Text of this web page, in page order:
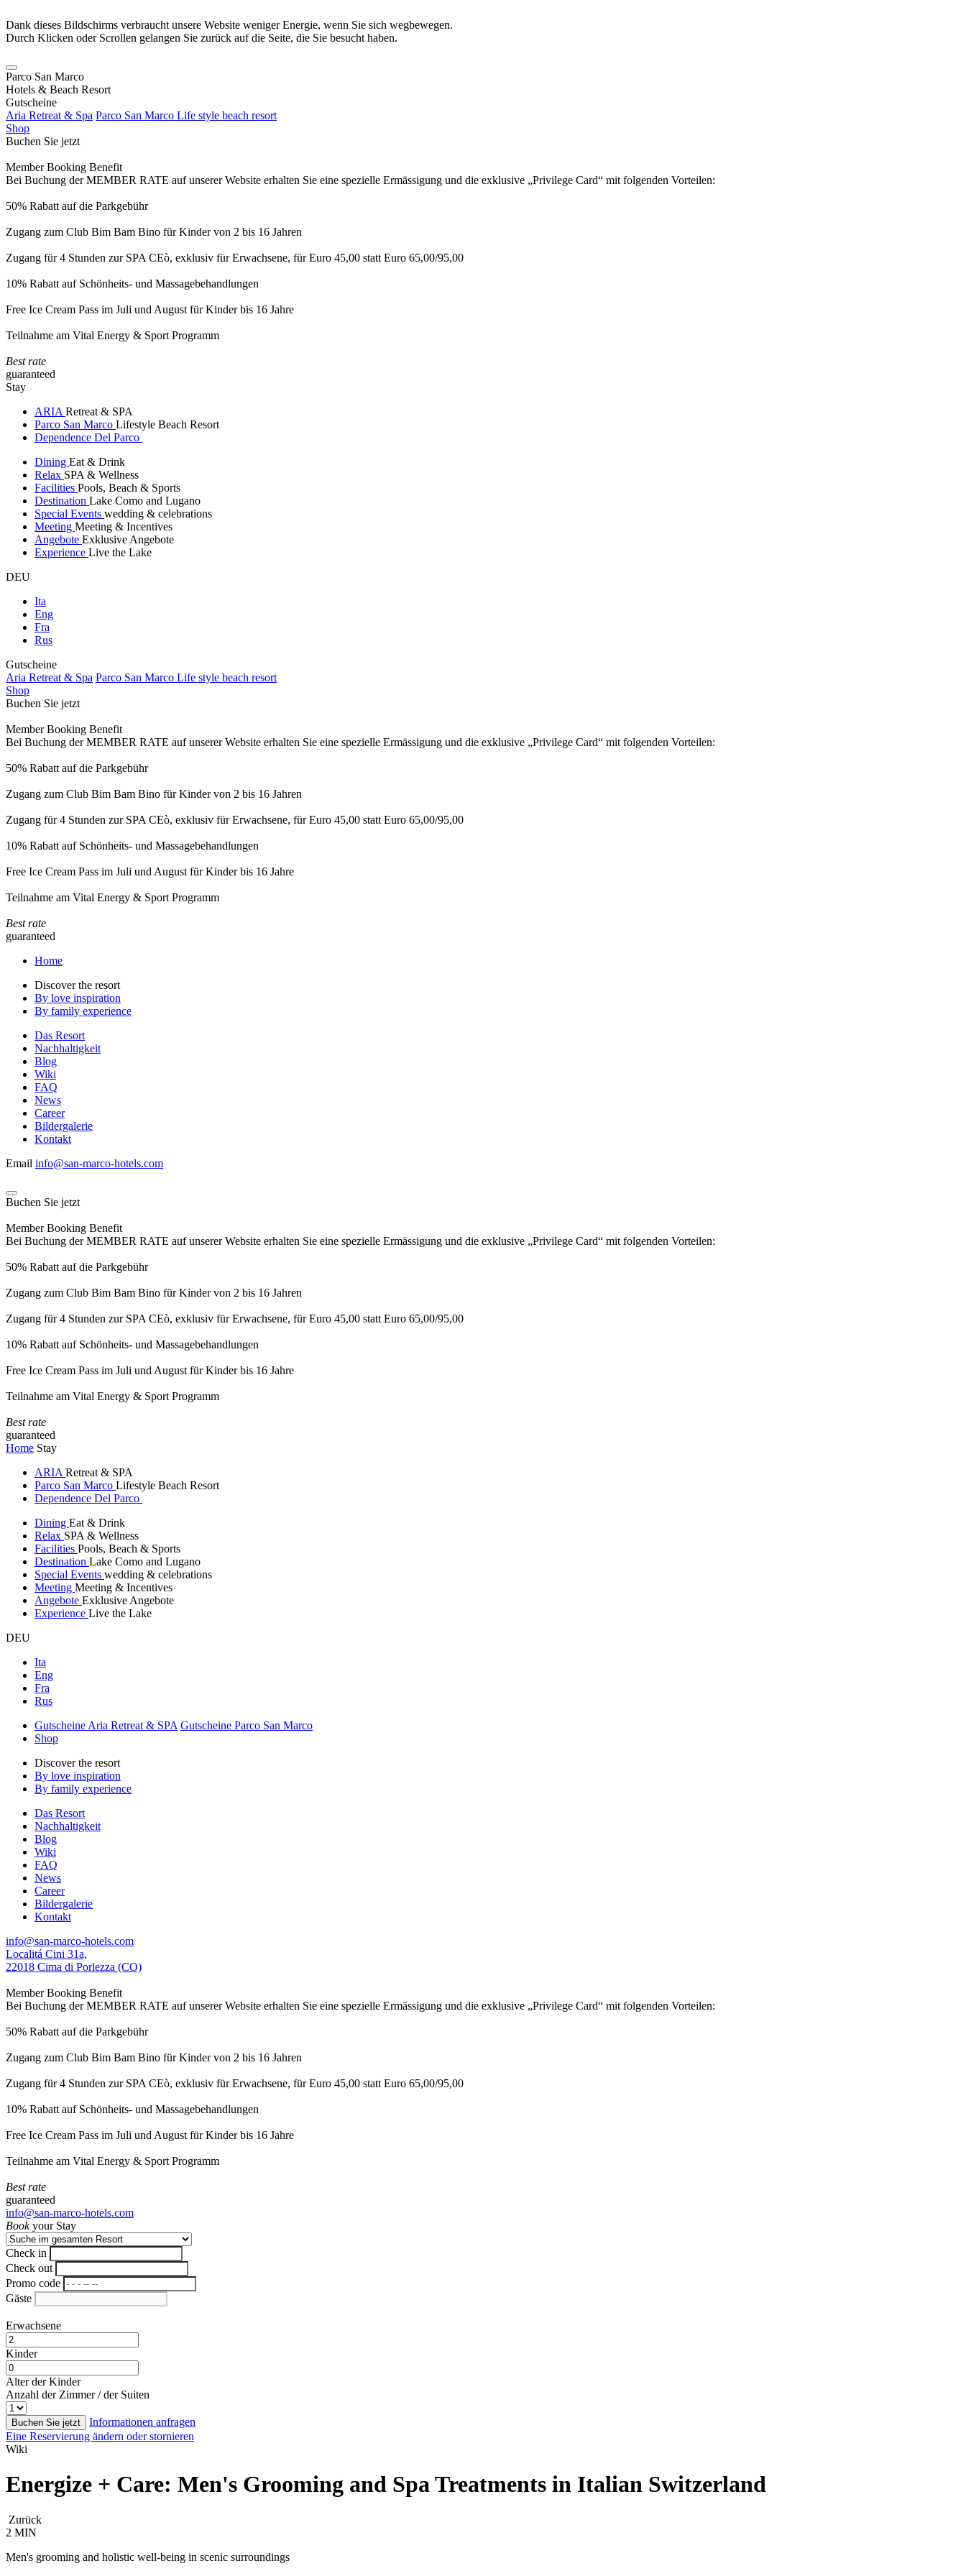
Dank dieses Bildschirms verbraucht unsere Website weniger Energie, wenn Sie sich wegbewegen.
Durch Klicken oder Scrollen gelangen Sie zurück auf die Seite, die Sie besucht haben.
Parco San Marco
Hotels & Beach Resort
Gutscheine
Aria Retreat & Spa Parco San Marco Life style beach resort
Shop
Buchen Sie jetzt
Member Booking Benefit
Bei Buchung der MEMBER RATE auf unserer Website erhalten Sie eine spezielle Ermässigung und die exklusive „Privilege Card“ mit folgenden Vorteilen:
50% Rabatt auf die Parkgebühr
Zugang zum Club Bim Bam Bino für Kinder von 2 bis 16 Jahren
Zugang für 4 Stunden zur SPA CEò, exklusiv für Erwachsene, für Euro 45,00 statt Euro 65,00/95,00
10% Rabatt auf Schönheits- und Massagebehandlungen
Free Ice Cream Pass im Juli und August für Kinder bis 16 Jahre
Teilnahme am Vital Energy & Sport Programm
Best rate
guaranteed
Stay
ARIA Retreat & SPA
Parco San Marco Lifestyle Beach Resort
Dependence Del Parco
Dining Eat & Drink
Relax SPA & Wellness
Facilities Pools, Beach & Sports
Destination Lake Como and Lugano
Special Events wedding & celebrations
Meeting Meeting & Incentives
Angebote Exklusive Angebote
Experience Live the Lake
DEU
Ita
Eng
Fra
Rus
Gutscheine
Aria Retreat & Spa Parco San Marco Life style beach resort
Shop
Buchen Sie jetzt
Member Booking Benefit
Bei Buchung der MEMBER RATE auf unserer Website erhalten Sie eine spezielle Ermässigung und die exklusive „Privilege Card“ mit folgenden Vorteilen:
50% Rabatt auf die Parkgebühr
Zugang zum Club Bim Bam Bino für Kinder von 2 bis 16 Jahren
Zugang für 4 Stunden zur SPA CEò, exklusiv für Erwachsene, für Euro 45,00 statt Euro 65,00/95,00
10% Rabatt auf Schönheits- und Massagebehandlungen
Free Ice Cream Pass im Juli und August für Kinder bis 16 Jahre
Teilnahme am Vital Energy & Sport Programm
Best rate
guaranteed
Home
Discover the resort
By love inspiration
By family experience
Das Resort
Nachhaltigkeit
Blog
Wiki
FAQ
News
Career
Bildergalerie
Kontakt
Email info@san-marco-hotels.com
Buchen Sie jetzt
Member Booking Benefit
Bei Buchung der MEMBER RATE auf unserer Website erhalten Sie eine spezielle Ermässigung und die exklusive „Privilege Card“ mit folgenden Vorteilen:
50% Rabatt auf die Parkgebühr
Zugang zum Club Bim Bam Bino für Kinder von 2 bis 16 Jahren
Zugang für 4 Stunden zur SPA CEò, exklusiv für Erwachsene, für Euro 45,00 statt Euro 65,00/95,00
10% Rabatt auf Schönheits- und Massagebehandlungen
Free Ice Cream Pass im Juli und August für Kinder bis 16 Jahre
Teilnahme am Vital Energy & Sport Programm
Best rate
guaranteed
Home Stay
ARIA Retreat & SPA
Parco San Marco Lifestyle Beach Resort
Dependence Del Parco
Dining Eat & Drink
Relax SPA & Wellness
Facilities Pools, Beach & Sports
Destination Lake Como and Lugano
Special Events wedding & celebrations
Meeting Meeting & Incentives
Angebote Exklusive Angebote
Experience Live the Lake
DEU
Ita
Eng
Fra
Rus
Gutscheine Aria Retreat & SPA Gutscheine Parco San Marco
Shop
Discover the resort
By love inspiration
By family experience
Das Resort
Nachhaltigkeit
Blog
Wiki
FAQ
News
Career
Bildergalerie
Kontakt
info@san-marco-hotels.com
Localitá Cini 31a,
22018 Cima di Porlezza (CO)
Member Booking Benefit
Bei Buchung der MEMBER RATE auf unserer Website erhalten Sie eine spezielle Ermässigung und die exklusive „Privilege Card“ mit folgenden Vorteilen:
50% Rabatt auf die Parkgebühr
Zugang zum Club Bim Bam Bino für Kinder von 2 bis 16 Jahren
Zugang für 4 Stunden zur SPA CEò, exklusiv für Erwachsene, für Euro 45,00 statt Euro 65,00/95,00
10% Rabatt auf Schönheits- und Massagebehandlungen
Free Ice Cream Pass im Juli und August für Kinder bis 16 Jahre
Teilnahme am Vital Energy & Sport Programm
Best rate
guaranteed
info@san-marco-hotels.com
Bookyour Stay
Check in
Check out
Promo code
Gäste
Erwachsene
Kinder
Alter der Kinder
Anzahl der Zimmer / der Suiten
Buchen Sie jetzt
Informationen anfragen
Eine Reservierung ändern oder stornieren
Wiki
Energize + Care: Men's Grooming and Spa Treatments in Italian Switzerland
Zurück
2 MIN
Men's grooming and holistic well-being in scenic surroundings